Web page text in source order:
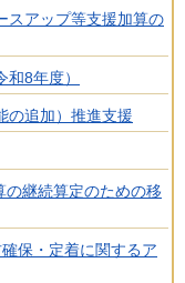
スアップ等支援加算の
8年度）
の追加）推進支援
継続算定のための移
保・定着に関するア